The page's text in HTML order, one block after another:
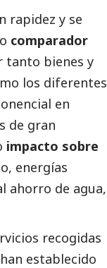
rapidez y se
comparador
tanto bienes y
los diferentes
en
de gran
impacto sobre
energías
ahorro de agua,
recogidas
establecido